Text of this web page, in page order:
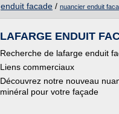
enduit facade / nuancier enduit
LAFARGE ENDUIT
Recherche de lafarge enduit
Liens commerciaux
Découvrez notre nouveau
minéral pour votre façade